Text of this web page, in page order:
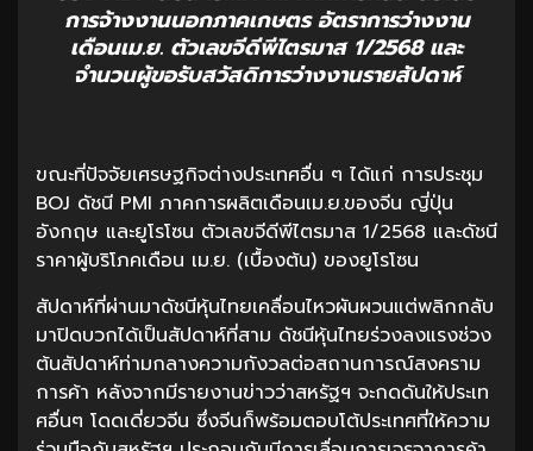
การจ้างงานนอกภาคเกษตร อัตราการว่างงาน
เดือนเม.ย. ตัวเลขจีดีพีไตรมาส 1/2568 และ
จำนวนผู้ขอรับสวัสดิการว่างงานรายสัปดาห์
ขณะที่ปัจจัยเศรษฐกิจต่างประเทศอื่น ๆ ได้แก่ การประชุม
BOJ ดัชนี PMI ภาคการผลิตเดือนเม.ย.ของจีน ญี่ปุ่น
อังกฤษ และยูโรโซน ตัวเลขจีดีพีไตรมาส 1/2568 และดัชนี
ราคาผู้บริโภคเดือน เม.ย. (เบื้องต้น) ของยูโรโซน
สัปดาห์ที่ผ่านมาดัชนีหุ้นไทยเคลื่อนไหวผันผวนแต่พลิกกลับ
มาปิดบวกได้เป็นสัปดาห์ที่สาม ดัชนีหุ้นไทยร่วงลงแรงช่วง
ต้นสัปดาห์ท่ามกลางความกังวลต่อสถานการณ์สงคราม
การค้า หลังจากมีรายงานข่าวว่าสหรัฐฯ จะกดดันให้ประเท
ศอื่นๆ โดดเดี่ยวจีน ซึ่งจีนก็พร้อมตอบโต้ประเทศที่ให้ความ